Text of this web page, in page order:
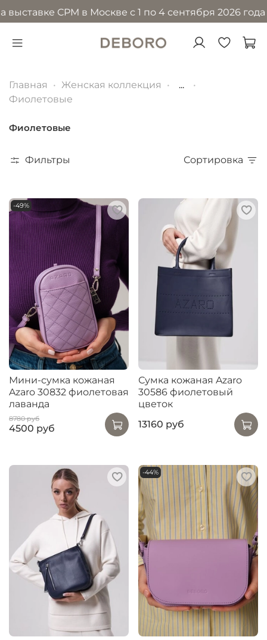
CPM в Москве с 1 по 4 сентября 2026 года в МВЦ
Главная Женская коллекция
...
Фиолетовые
Фиолетовые
Фильтры Сортировка
-49%
Мини-сумка кожаная
Azaro 30832 фиолетовая
лаванда
8780 руб
4500 руб
Сумка кожаная Azaro
30586 фиолетовый
цветок
13160 руб
-44%